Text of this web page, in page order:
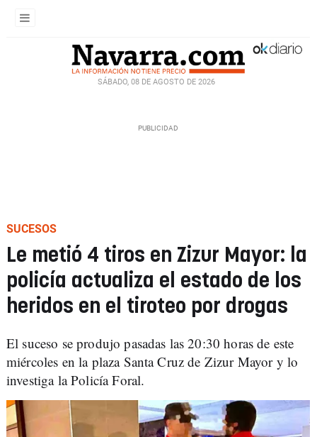
SÁBADO, 08 DE AGOSTO DE 2026
SUCESOS
Le metió 4 tiros en Zizur Mayor: la
policía actualiza el estado de los
heridos en el tiroteo por drogas
El suceso se produjo pasadas las 20:30 horas de este
miércoles en la plaza Santa Cruz de Zizur Mayor y lo
investiga la Policía Foral.